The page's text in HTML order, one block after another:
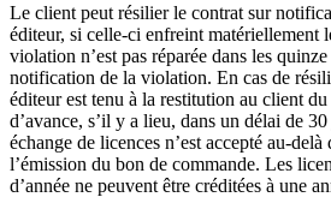
Le client peut résilier le contrat sur
éditeur, si celle-ci enfreint matériellement
violation n’est pas réparée dans les
notification de la violation. En cas de
éditeurest tenu à la restitution au client
d’avance, s’il y a lieu, dans un délai de
échange de licences n’est accepté au-
l’émission du bon de commande. Les
d’année ne peuvent être créditées à une